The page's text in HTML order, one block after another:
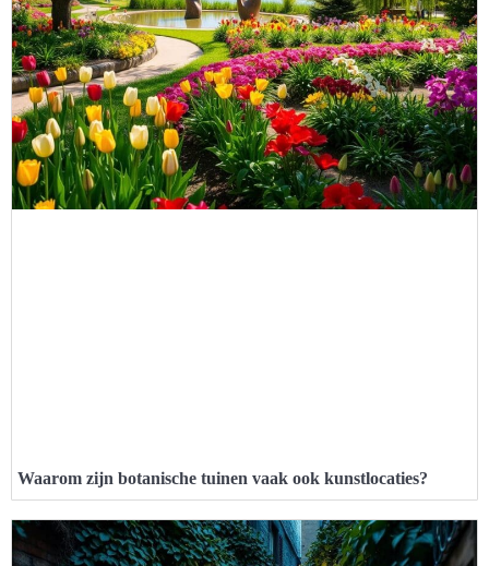
Waarom zijn botanische tuinen vaak ook kunstlocaties?